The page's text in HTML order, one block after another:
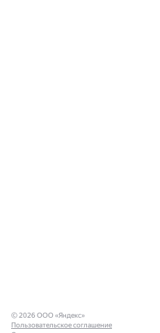
© 2026 ООО «Яндекс»
Пользовательское соглашение